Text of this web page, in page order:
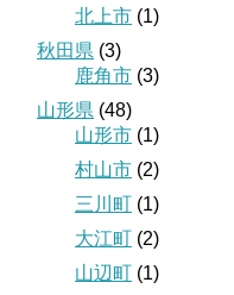
北上市 (1)
秋田県 (3)
鹿角市 (3)
山形県 (48)
山形市 (1)
村山市 (2)
三川町 (1)
大江町 (2)
山辺町 (1)